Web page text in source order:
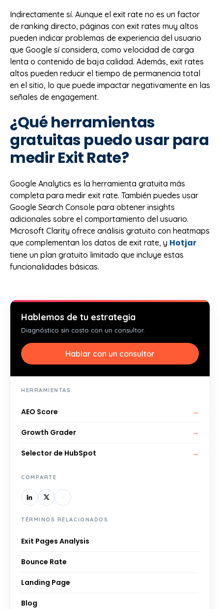
Indirectamente sí. Aunque el exit rate no es un factor
de ranking directo, páginas con exit rates muy altos
pueden indicar problemas de experiencia del usuario
que Google sí considera, como velocidad de carga
lenta o contenido de baja calidad. Además, exit rates
altos pueden reducir el tiempo de permanencia total
en el sitio, lo que puede impactar negativamente en las
señales de engagement.
¿Qué herramientas
gratuitas puedo usar para
medir Exit Rate?
Google Analytics es la herramienta gratuita más
completa para medir exit rate. También puedes usar
Google Search Console para obtener insights
adicionales sobre el comportamiento del usuario.
Microsoft Clarity ofrece análisis gratuito con heatmaps
que complementan los datos de exit rate, y Hotjar
tiene un plan gratuito limitado que incluye estas
funcionalidades básicas.
Hablemos de tu estrategia
Diagnóstico sin costo con un consultor.
Hablar con un consultor
HERRAMIENTAS
AEO Score →
Growth Grader →
Selector de HubSpot →
COMPARTE
TÉRMINOS RELACIONADOS
Exit Pages Analysis
Bounce Rate
Landing Page
Blog